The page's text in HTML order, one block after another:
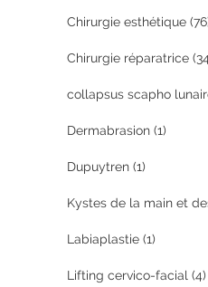
Chirurgie esthétique
Chirurgie réparatrice
collapsus scapho
Dermabrasion (1)
Dupuytren (1)
Kystes de la main et
Labiaplastie (1)
Lifting cervico-facial (4)